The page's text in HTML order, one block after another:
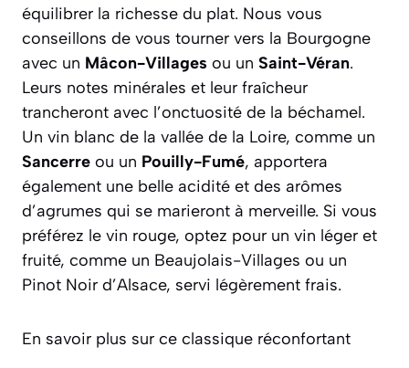
équilibrer la richesse du plat. Nous vous
conseillons de vous tourner vers la Bourgogne
avec un Mâcon-Villages ou un Saint-Véran.
Leurs notes minérales et leur fraîcheur
trancheront avec l’onctuosité de la béchamel.
Un vin blanc de la vallée de la Loire, comme un
Sancerre ou un Pouilly-Fumé, apportera
également une belle acidité et des arômes
d’agrumes qui se marieront à merveille. Si vous
préférez le vin rouge, optez pour un vin léger et
fruité, comme un Beaujolais-Villages ou un
Pinot Noir d’Alsace, servi légèrement frais.
En savoir plus sur ce classique réconfortant